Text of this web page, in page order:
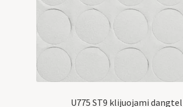
U775 ST9 klijuojami